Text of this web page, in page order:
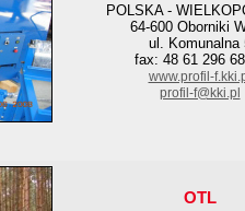
POLSKA -
64-600 Oborniki
ul. Komunalna
fax: 48 61 296
www.profil-
profil-f@kki.pl
OTL